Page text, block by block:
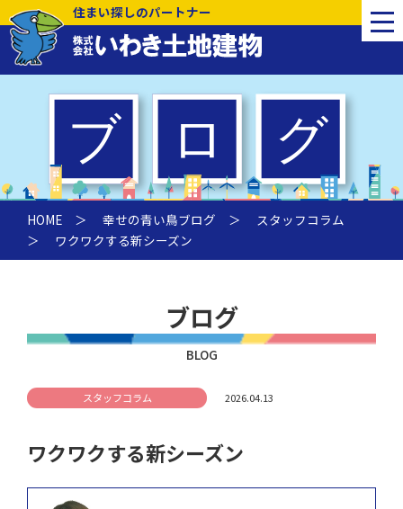
住まい探しのパートナー
HOME ＞ 幸せの青い鳥ブログ ＞ スタッフコラム
＞ ワクワクする新シーズン
ブログ
BLOG
スタッフコラム 2026.04.13
ワクワクする新シーズン